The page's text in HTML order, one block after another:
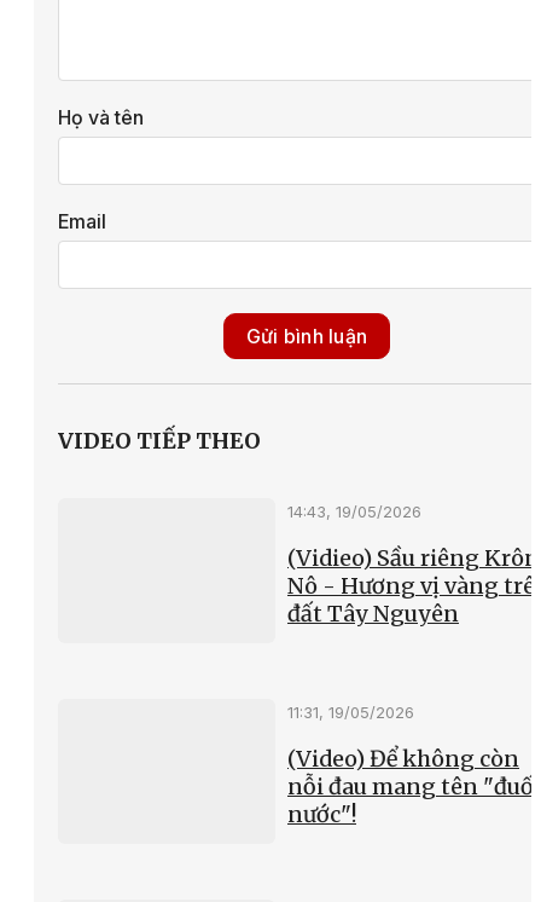
Họ và tên
Email
Gửi bình luận
VIDEO TIẾP THEO
14:43, 19/05/2026
(Vidieo) Sầu riêng
Nô - Hương vị vàng
đất Tây Nguyên
11:31, 19/05/2026
(Video) Để không còn
nỗi đau mang tên "đuối
nước"!